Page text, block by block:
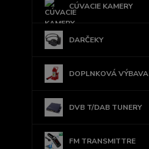
CÚVACIE KAMERY
DARČEKY
DOPLNKOVÁ VÝBAVA
DVB T/DAB TUNERY
FM TRANSMITTRE